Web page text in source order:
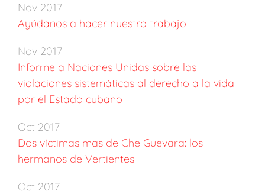
Nov 2017
Ayúdanos a hacer nuestro trabajo
Nov 2017
Informe a Naciones Unidas sobre las
violaciones sistemáticas al derecho a la vida
por el Estado cubano
Oct 2017
Dos víctimas mas de Che Guevara: los
hermanos de Vertientes
Oct 2017